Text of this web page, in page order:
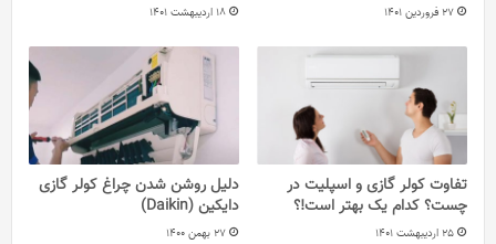
27 فروردین 1401 18 اردیبهشت 1401
تفاوت کولر گازی و اسپلیت در
چست؟ کدام یک بهتر است!؟
25 اردیبهشت 1401
دلیل روشن شدن چراغ کولر گازی
دایکین (Daikin)
27 بهمن 1400